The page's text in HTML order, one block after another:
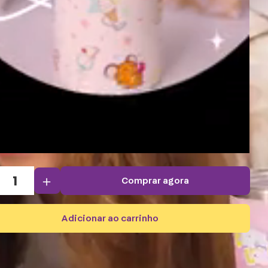
＋ comprar agora
adicionar ao carrinho